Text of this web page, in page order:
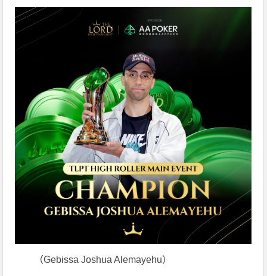
（Gebissa Joshua Alemayehu）